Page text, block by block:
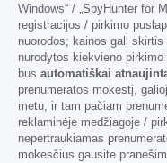
Windows“ / „SpyHunter for
registracijos / pirkimo
nuorodos; kainos gali
nurodytos kiekvieno
bus automatiškai
prenumeratos mokestį,
metu, ir tam pačiam
reklaminėje medžiagoje /
nepertraukiamas
mokesčius gausite